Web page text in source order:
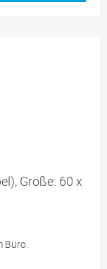
Größe: 60 x
Büro.